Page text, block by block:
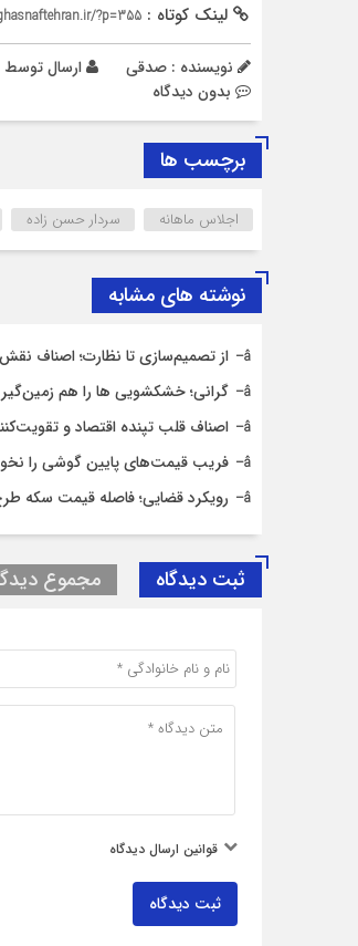
لینک کوتاه : ?p=355
نویسنده : صدقی ارسال توسط
بدون دیدگاه
برچسب ها
اجلاس ماهانه سردار حسن زاده
نوشته های مشابه
از تصمیم‌سازی تا نظارت؛ اصناف
گرانی؛ خشکشویی‌ ها را هم زمین‌گیر کرد/ افزایش ۱۱۰درصدی قیمت
اصناف قلب تپنده اقتصاد و
فریب قیمت‌های پایین گوشی را
رویکرد قضایی؛ فاصله قیمت سکه
ثبت دیدگاه مجموع
قوانین ارسال دیدگاه
ثبت دیدگاه